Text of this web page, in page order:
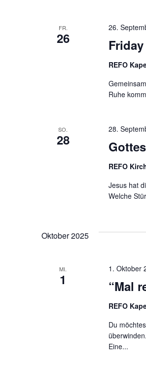
FR.
26
26.
REFO
Ruhe
SO.
28
28.
REFO
Jesus hat
Welche
Oktober 2025
MI.
1 “Mal
1. Oktober
REFO
Du
Eine...